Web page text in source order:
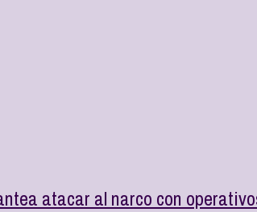
atacar al narco con